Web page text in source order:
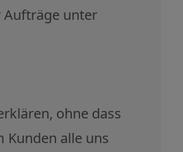
Aufträge unter
ohne dass
Kunden alle uns